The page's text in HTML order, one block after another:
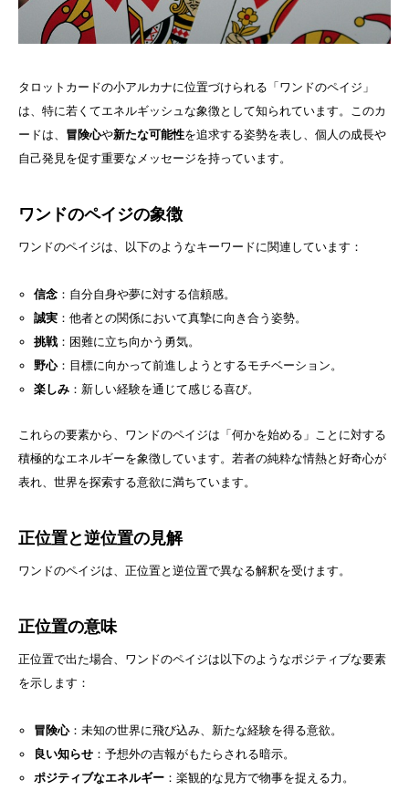
タロットカードの小アルカナに位置づけられる「ワンドのペイジ」
は、特に若くてエネルギッシュな象徴として知られています。このカ
ードは、 冒険心や新たな可能性を追求する姿勢を表し、個人の成長や
自己発見を促す重要なメッセージを持っています。
ワンドのペイジの象徴
ワンドのペイジは、以下のようなキーワードに関連しています：
信念：自分自身や夢に対する信頼感。
誠実：他者との関係において真摯に向き合う姿勢。
挑戦：困難に立ち向かう勇気。
野心：目標に向かって前進しようとするモチベーション。
楽しみ：新しい経験を通じて感じる喜び。
これらの要素から、ワンドのペイジは「何かを始める」ことに対する
積極的なエネルギーを象徴しています。若者の純粋な情熱と好奇心が
表れ、世界を探索する意欲に満ちています。
正位置と逆位置の見解
ワンドのペイジは、正位置と逆位置で異なる解釈を受けます。
正位置の意味
正位置で出た場合、ワンドのペイジは以下のようなポジティブな要素
を示します：
冒険心：未知の世界に飛び込み、新たな経験を得る意欲。
良い知らせ：予想外の吉報がもたらされる暗示。
ポジティブなエネルギー：楽観的な見方で物事を捉える力。